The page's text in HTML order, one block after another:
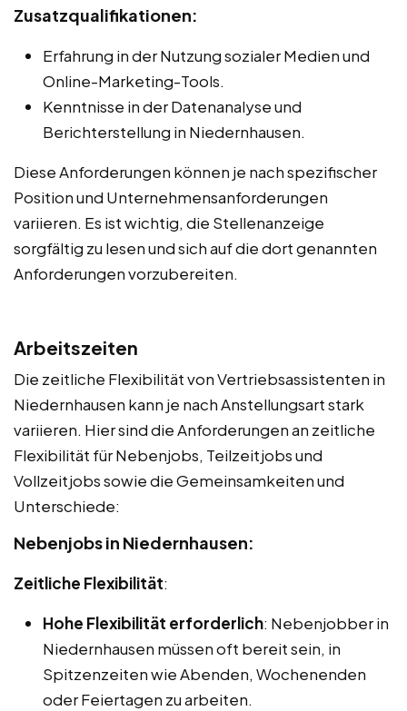
Zusatzqualifikationen:
Erfahrung in der Nutzung sozialer Medien und
Online-Marketing-Tools.
Kenntnisse in der Datenanalyse und
Berichterstellung in Niedernhausen.
Diese Anforderungen können je nach spezifischer
Position und Unternehmensanforderungen
variieren. Es ist wichtig, die Stellenanzeige
sorgfältig zu lesen und sich auf die dort genannten
Anforderungen vorzubereiten.
Arbeitszeiten
Die zeitliche Flexibilität von Vertriebsassistenten in
Niedernhausen kann je nach Anstellungsart stark
variieren. Hier sind die Anforderungen an zeitliche
Flexibilität für Nebenjobs, Teilzeitjobs und
Vollzeitjobs sowie die Gemeinsamkeiten und
Unterschiede:
Nebenjobs in Niedernhausen:
Zeitliche Flexibilität:
Hohe Flexibilität erforderlich: Nebenjobber in
Niedernhausen müssen oft bereit sein, in
Spitzenzeiten wie Abenden, Wochenenden
oder Feiertagen zu arbeiten.